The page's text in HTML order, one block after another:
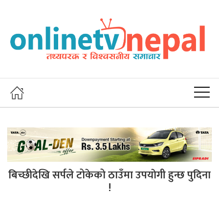
बिच्छीदेखि सर्पले टोकेको ठाउँमा उपयाेगी हुन्छ पुदिना
!